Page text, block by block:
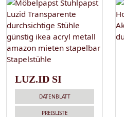
LUZ.ID SI
DATENBLATT
PREISLISTE